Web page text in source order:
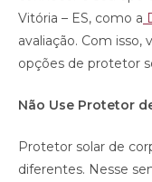
Vitória – ES, como a
avaliação. Com isso,
opções de protetor
Não Use Protetor
Protetor solar de
diferentes. Nesse